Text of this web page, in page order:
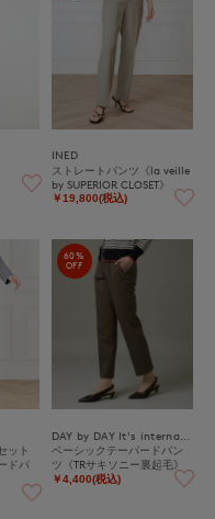
INED
ストレートパンツ《la veille
by SUPERIOR CLOSET》
￥19,800(税込)
ット
ドパ
60%
OFF
ベーシックテーパードパン
ツ《TRサキソニー裏起毛》
￥4,400(税込)